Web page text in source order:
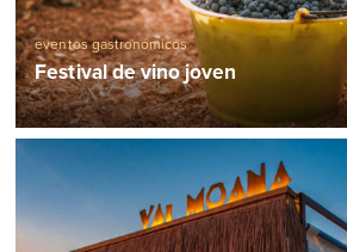
eventos gastronómicos
Festival de vino joven